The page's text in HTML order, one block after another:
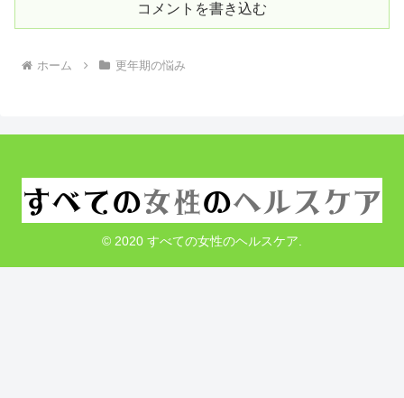
コメントを書き込む
ホーム 更年期の悩み
© 2020 すべての女性のヘルスケア.